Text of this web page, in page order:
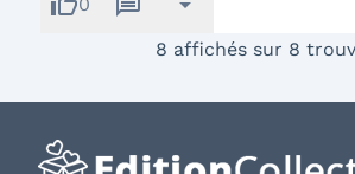
8 affichés sur 8